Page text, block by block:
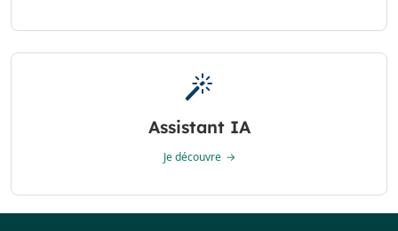
Assistant IA
Je découvre